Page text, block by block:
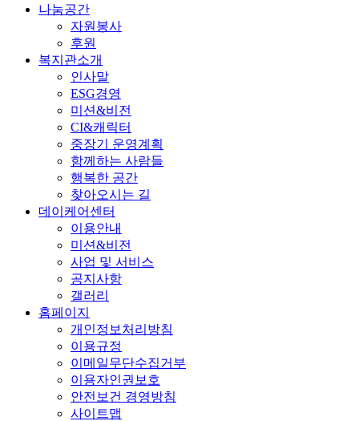
나눔공간
자원봉사
후원
복지관소개
인사말
ESG경영
미션&비전
CI&캐릭터
중장기 운영계획
함께하는 사람들
행복한 공간
찾아오시는 길
데이케어센터
이용안내
미션&비전
사업 및 서비스
공지사항
갤러리
홈페이지
개인정보처리방침
이용규정
이메일무단수집거부
이용자인권보호
안전보건 경영방침
사이트맵